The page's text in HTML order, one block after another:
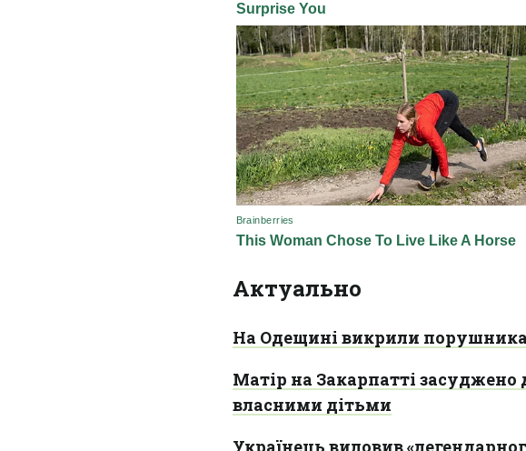
Актуально
На Одещині викрили
Матір на Закарпатті засуджено
власними дітьми
Українець виловив